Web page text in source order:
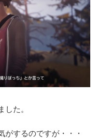
した。
がするのですが・・・